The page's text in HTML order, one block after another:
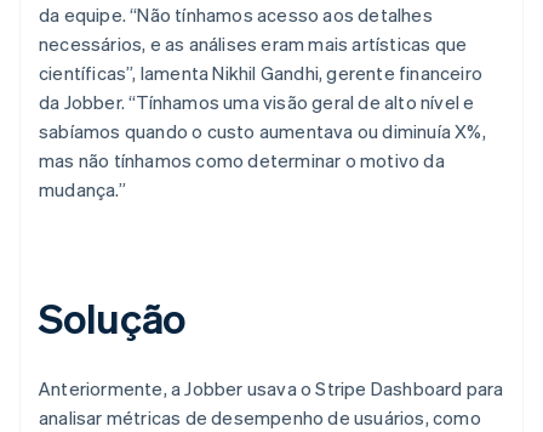
da equipe. “Não tínhamos acesso aos detalhes
necessários, e as análises eram mais artísticas que
científicas”, lamenta Nikhil Gandhi, gerente financeiro
da Jobber. “Tínhamos uma visão geral de alto nível e
sabíamos quando o custo aumentava ou diminuía X%,
mas não tínhamos como determinar o motivo da
mudança.”
Solução
Anteriormente, a Jobber usava o Stripe Dashboard para
analisar métricas de desempenho de usuários, como